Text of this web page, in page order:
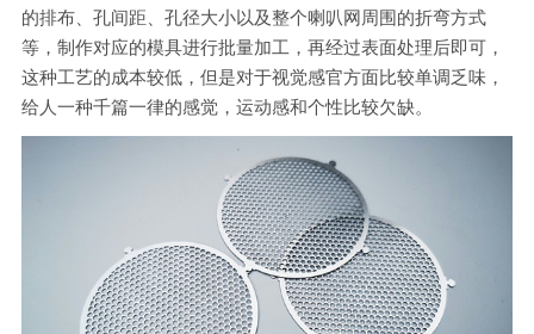
的排布、孔间距、孔径大小以及整个喇叭网周围的折弯方式
等，制作对应的模具进行批量加工，再经过表面处理后即可，
这种工艺的成本较低，但是对于视觉感官方面比较单调乏味，
给人一种千篇一律的感觉，运动感和个性比较欠缺。